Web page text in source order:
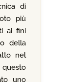
di
più
ai fini
della
nel
questo
uno